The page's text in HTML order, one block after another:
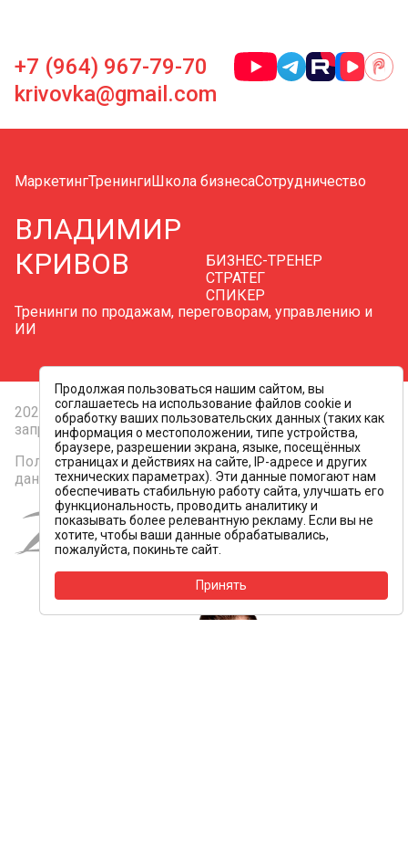
+7 (964) 967-79-70
krivovka@gmail.com
МаркетингТренингиШкола бизнесаСотрудничество
ВЛАДИМИР
КРИВОВ
БИЗНЕС-ТРЕНЕР
СТРАТЕГ
СПИКЕР
Тренинги по продажам, переговорам, управлению и
ИИ
2026 © Все права защищены. Копирование контента
запрещено
Политика конфиденциальности и персональных
данных
Создание и
продвижение сайта
Продолжая пользоваться нашим сайтом, вы
соглашаетесь на использование файлов cookie и
обработку ваших пользовательских данных (таких как
информация о местоположении, типе устройства,
браузере, разрешении экрана, языке, посещённых
страницах и действиях на сайте, IP-адресе и других
технических параметрах). Эти данные помогают нам
обеспечивать стабильную работу сайта, улучшать его
функциональность, проводить аналитику и
показывать более релевантную рекламу. Если вы не
хотите, чтобы ваши данные обрабатывались,
пожалуйста, покиньте сайт.
Принять